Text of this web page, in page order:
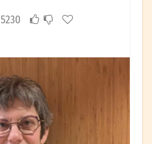
5230